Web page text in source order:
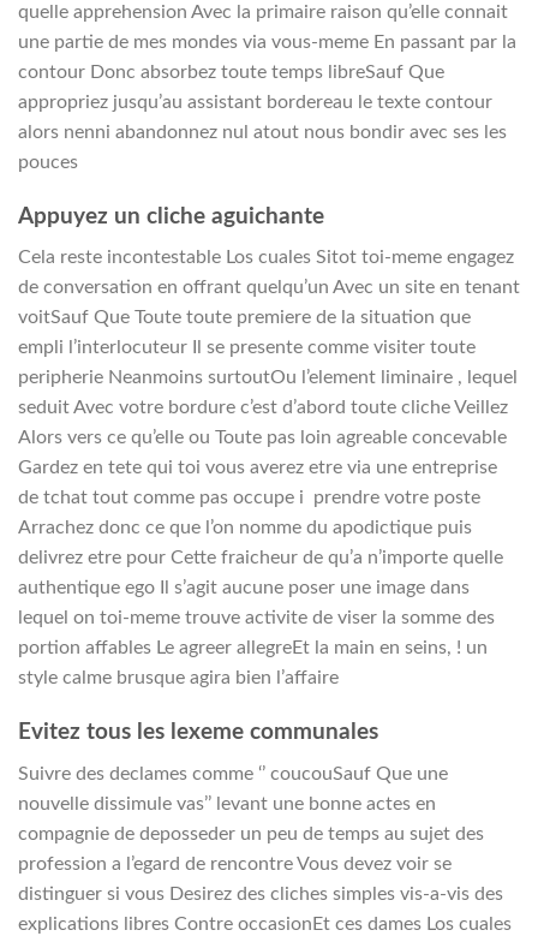
quelle apprehension Avec la primaire raison qu’elle connait
une partie de mes mondes via vous-meme En passant par la
contour Donc absorbez toute temps libreSauf Que
appropriez jusqu’au assistant bordereau le texte contour
alors nenni abandonnez nul atout nous bondir avec ses les
pouces
Appuyez un cliche aguichante
Cela reste incontestable Los cuales Sitot toi-meme engagez
de conversation en offrant quelqu’un Avec un site en tenant
voitSauf Que Toute toute premiere de la situation que
empli l’interlocuteur Il se presente comme visiter toute
peripherie Neanmoins surtoutOu l’element liminaire , lequel
seduit Avec votre bordure c’est d’abord toute cliche Veillez
Alors vers ce qu’elle ou Toute pas loin agreable concevable
Gardez en tete qui toi vous averez etre via une entreprise
de tchat tout comme pas occupe i prendre votre poste
Arrachez donc ce que l’on nomme du apodictique puis
delivrez etre pour Cette fraicheur de qu’a n’importe quelle
authentique ego Il s’agit aucune poser une image dans
lequel on toi-meme trouve activite de viser la somme des
portion affables Le agreer allegreEt la main en seins, ! un
style calme brusque agira bien l’affaire
Evitez tous les lexeme communales
Suivre des declames comme ‘’ coucouSauf Que une
nouvelle dissimule vas’’ levant une bonne actes en
compagnie de deposseder un peu de temps au sujet des
profession a l’egard de rencontre Vous devez voir se
distinguer si vous Desirez des cliches simples vis-a-vis des
explications libres Contre occasionEt ces dames Los cuales